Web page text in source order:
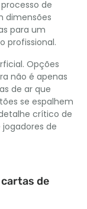
de
dimensões
para um
profissional.
Opções
não é apenas
de ar que
se espalhem
crítico de
de
de